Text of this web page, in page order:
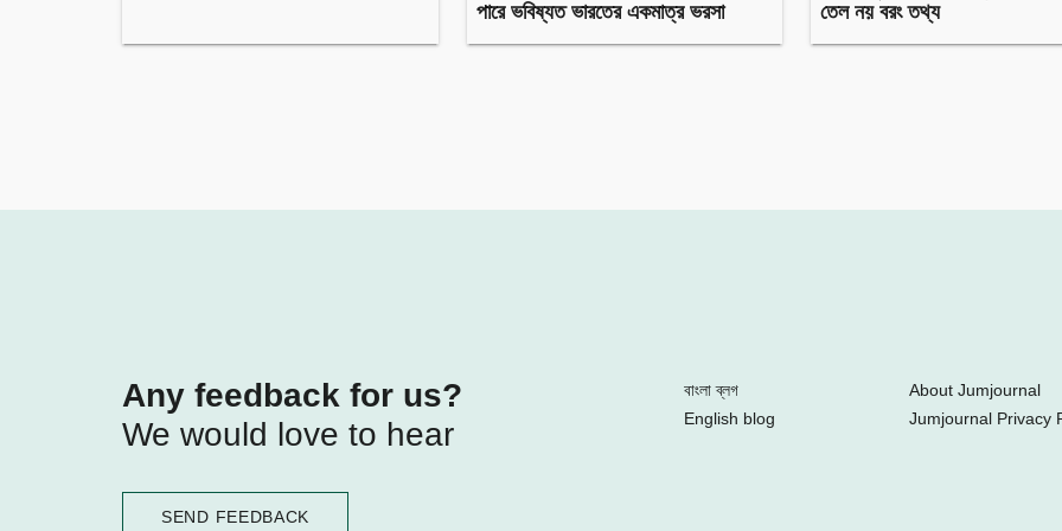
পারে ভবিষ্যত ভারতের একমাত্র ভরসা
তেল নয় বরং তথ্য
Any feedback for us?
We would love to hear
SEND FEEDBACK
বাংলা ব্লগ
English blog
About Jumjournal
Jumjournal Privacy